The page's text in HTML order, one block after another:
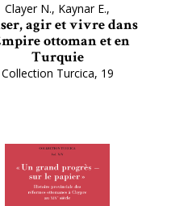
Clayer N., Kaynar E.,
agir et vivre dans
ottoman et en
Turquie
Collection Turcica, 19